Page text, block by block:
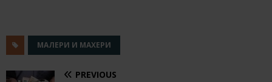
МАЛЕРИ И МАХЕРИ
PREVIOUS